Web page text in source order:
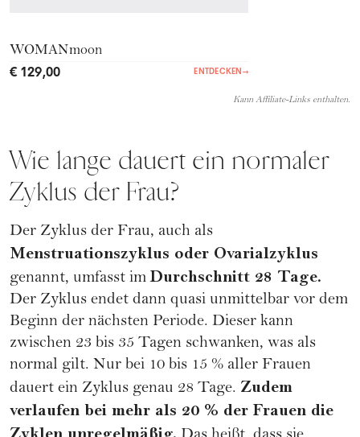
WOMANmoon
€ 129,00 ENTDECKEN →
Kann Affiliate-Links enthalten.
Wie lange dauert ein normaler
Zyklus der Frau?
Der Zyklus der Frau, auch als
Menstruationszyklus oder Ovarialzyklus
genannt, umfasst imDurchschnitt 28 Tage.
Der Zyklus endet dann quasi unmittelbar vor dem
Beginn der nächsten Periode. Dieser kann
zwischen 23 bis 35 Tagen schwanken, was als
normal gilt. Nur bei 10 bis 15 % aller Frauen
dauert ein Zyklus genau 28 Tage. Zudem
verlaufen bei mehr als 20 % der Frauen die